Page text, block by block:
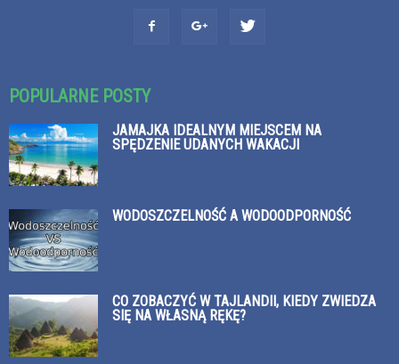
POPULARNE POSTY
JAMAJKA IDEALNYM MIEJSCEM NA
SPĘDZENIE UDANYCH WAKACJI
WODOSZCZELNOŚĆ A WODOODPORNOŚĆ
CO ZOBACZYĆ W TAJLANDII, KIEDY ZWIEDZA
SIĘ NA WŁASNĄ RĘKĘ?